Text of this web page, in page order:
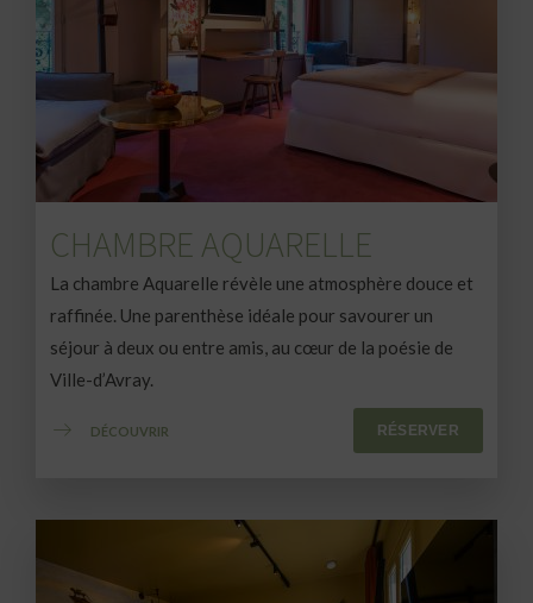
CHAMBRE AQUARELLE
La chambre Aquarelle révèle une atmosphère douce et
raffinée. Une parenthèse idéale pour savourer un
séjour à deux ou entre amis, au cœur de la poésie de
Ville-d’Avray.
DÉCOUVRIR RÉSERVER